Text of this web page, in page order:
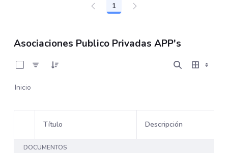
Página
1
Asociaciones Publico Privadas APP's
Inicio
Selección del elemento
Título Descripción
DOCUMENTOS